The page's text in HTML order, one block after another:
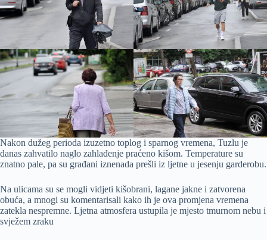
Nakon dužeg perioda izuzetno toplog i sparnog vremena, Tuzlu je
danas zahvatilo naglo zahlađenje praćeno kišom. Temperature su
znatno pale, pa su građani iznenada prešli iz ljetne u jesenju garderobu.
Na ulicama su se mogli vidjeti kišobrani, lagane jakne i zatvorena
obuća, a mnogi su komentarisali kako ih je ova promjena vremena
zatekla nespremne. Ljetna atmosfera ustupila je mjesto tmurnom nebu i
svježem zraku